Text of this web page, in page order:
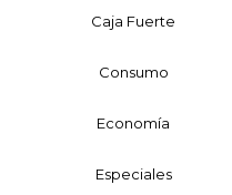
Caja Fuerte
Consumo
Economía
Especiales